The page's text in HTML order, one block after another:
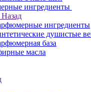
ингредиенты
Назад
ингредиенты
душистые
база
масла